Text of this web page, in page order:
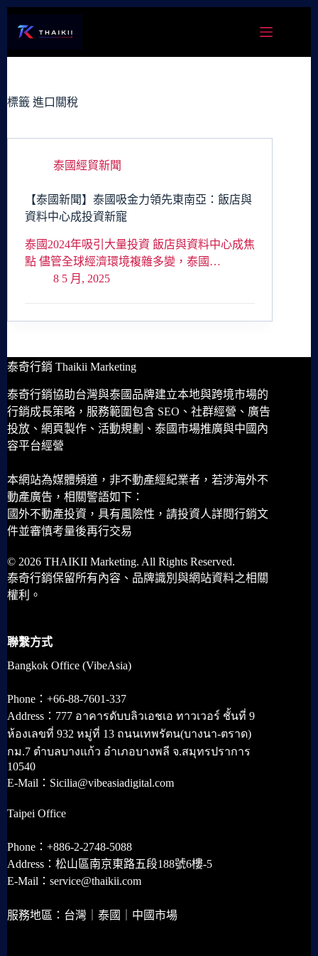
容
標籤 進口關稅
泰國經貿新聞
【泰國新聞】泰國吸金力領先東南亞：飯店與
資料中心成投資新寵
泰國2024年吸引大量投資 飯店與資料中心成焦
點 儘管全球經濟環境複雜多變，泰國…
8 5 月, 2025
泰奇行銷 Thaikii Marketing
泰奇行銷協助台灣與泰國品牌建立本地與跨境市場的
行銷成長策略，服務範圍包含 SEO、社群經營、廣告
投放、網頁製作、活動規劃、泰國市場推廣與中國內
容平台經營
本網站為媒體頻道，非不動產經紀業者，若涉海外不
動產廣告，相關警語如下：
國外不動產投資，具有風險性，請投資人詳閱行銷文
件並審慎考量後再行交易
© 2026 THAIKII Marketing. All Rights Reserved.
泰奇行銷保留所有內容、品牌識別與網站資料之相關
權利。
聯繫方式
Bangkok Office (VibeAsia)
Phone：+66-88-7601-337
Address：777 อาคารดับบลิวเอชเอ ทาวเวอร์ ชั้นที่ 9
ห้องเลขที่ 932 หมู่ที่ 13 ถนนเทพรัตน(บางนา-ตราด)
กม.7 ตำบลบางแก้ว อำเภอบางพลี จ.สมุทรปราการ
10540
E-Mail：Sicilia@vibeasiadigital.com
Taipei Office
Phone：+886-2-2748-5088
Address：松山區南京東路五段188號6樓-5
E-Mail：service@thaikii.com
服務地區：台灣｜泰國｜中國市場